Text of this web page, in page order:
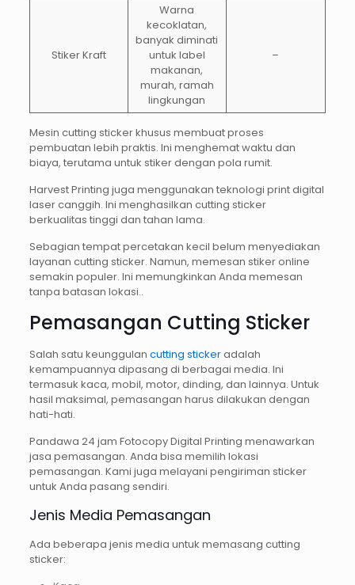
Stiker Kraft
Warna
kecoklatan,
banyak diminati
untuk label
makanan,
murah, ramah
lingkungan
–
Mesin cutting sticker khusus membuat proses
pembuatan lebih praktis. Ini menghemat waktu dan
biaya, terutama untuk stiker dengan pola rumit.
Harvest Printing juga menggunakan teknologi print digital
laser canggih. Ini menghasilkan cutting sticker
berkualitas tinggi dan tahan lama.
Sebagian tempat percetakan kecil belum menyediakan
layanan cutting sticker. Namun, memesan stiker online
semakin populer. Ini memungkinkan Anda memesan
tanpa batasan lokasi..
Pemasangan Cutting Sticker
Salah satu keunggulan cutting stickeradalah
kemampuannya dipasang di berbagai media. Ini
termasuk kaca, mobil, motor, dinding, dan lainnya. Untuk
hasil maksimal, pemasangan harus dilakukan dengan
hati-hati.
Pandawa 24 jam Fotocopy Digital Printing menawarkan
jasa pemasangan. Anda bisa memilih lokasi
pemasangan. Kami juga melayani pengiriman sticker
untuk Anda pasang sendiri.
Jenis Media Pemasangan
Ada beberapa jenis media untuk memasang cutting
sticker: